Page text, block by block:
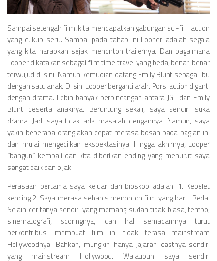
Sampai setengah film, kita mendapatkan gabungan sci-fi + action
yang cukup seru. Sampai pada tahap ini Looper adalah segala
yang kita harapkan sejak menonton trailernya. Dan bagaimana
Looper dikatakan sebagai film time travel yang beda, benar-benar
terwujud di sini. Namun kemudian datang Emily Blunt sebagai ibu
dengan satu anak. Di sini Looper berganti arah. Porsi action diganti
dengan drama. Lebih banyak perbincangan antara JGL dan Emily
Blunt beserta anaknya. Beruntung sekali, saya sendiri suka
drama. Jadi saya tidak ada masalah dengannya. Namun, saya
yakin beberapa orang akan cepat merasa bosan pada bagian ini
dan mulai mengecilkan ekspektasinya. Hingga akhirnya, Looper
“bangun” kembali dan kita diberikan ending yang menurut saya
sangat baik dan bijak.
Perasaan pertama saya keluar dari bioskop adalah: 1. Kebelet
kencing 2. Saya merasa sehabis menonton film yang baru. Beda.
Selain ceritanya sendiri yang memang sudah tidak biasa, tempo,
sinematografi, scoringnya, dan hal semacamnya turut
berkontribusi membuat film ini tidak terasa mainstream
Hollywoodnya. Bahkan, mungkin hanya jajaran castnya sendiri
yang mainstream Hollywood. Walaupun saya sendiri